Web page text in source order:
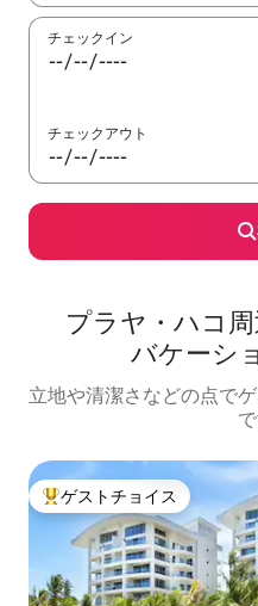
チェックイン
チェックアウト
プラヤ・ハコ⁠
バ⁠ケ⁠ー⁠シ⁠
立地や清潔さなどの点で
で
大好評のゲストチョイスで
ゲストチョイス